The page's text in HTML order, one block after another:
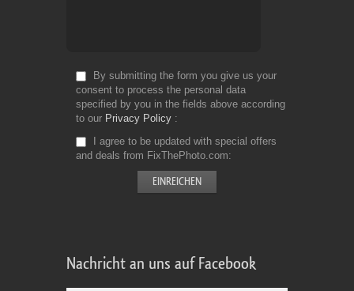
By submitting the form you give us your
consent to process the personal data
specified by you in the fields above according
to our Privacy Policy
I agree to be updated with special offers
and deals from FixThePhoto.com
Nachricht an uns auf Facebook